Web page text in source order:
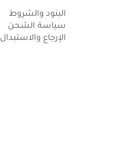
البنود والشروط
سياسة الشحن
الإرجاع والاستبدال